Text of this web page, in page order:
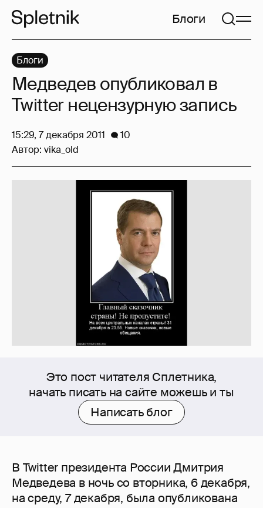
Блоги
Это пост читателя Сплетника,
начать писать на сайте можешь и ты
Написать блог
В Twitter президента России Дмитрия
Медведева в ночь со вторника, 6 декабря,
на среду, 7 декабря, была опубликована
Блоги
Медведев опубликовал в
Twitter нецензурную запись
15:29, 7 декабря 2011
10
Автор: vika_old